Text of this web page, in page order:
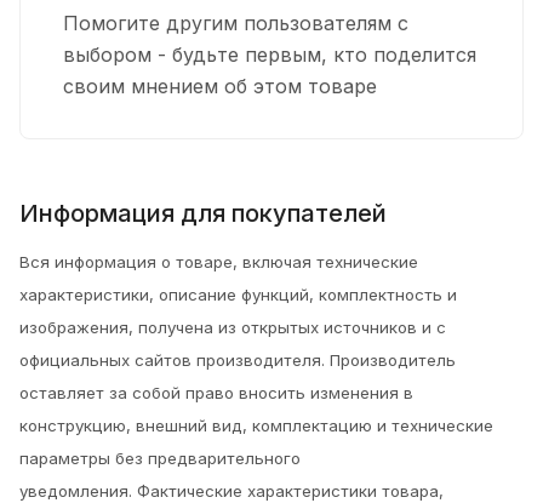
Помогите другим пользователям с
выбором - будьте первым, кто поделится
своим мнением об этом товаре
Информация для покупателей
Вся информация о товаре, включая технические
характеристики, описание функций, комплектность и
изображения, получена из открытых источников и с
официальных сайтов производителя. Производитель
оставляет за собой право вносить изменения в
конструкцию, внешний вид, комплектацию и технические
параметры без предварительного
уведомления. Фактические характеристики товара,